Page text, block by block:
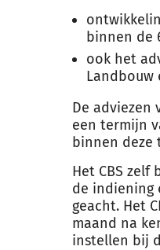
binnen de
ook het
Landbouw
De adviezen
een termijn
binnen deze
Het CBS zelf
de indiening
geacht. Het
maand na
instellen bij